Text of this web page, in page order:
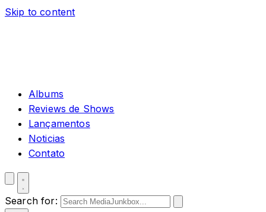
Skip to content
Albums
Reviews de Shows
Lançamentos
Noticias
Contato
Search for: